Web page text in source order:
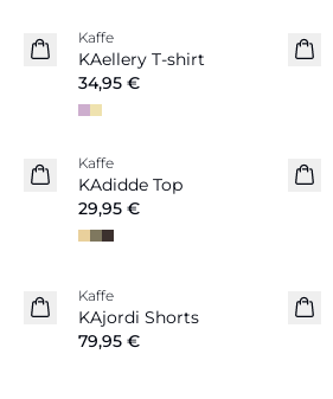
Nouveautés
Kaffe
KAellery T-shirt
34,95 €
Nouveautés
Kaffe
KAdidde Top
29,95 €
Nouveautés
Kaffe
KAjordi Shorts
79,95 €